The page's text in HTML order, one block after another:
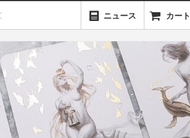
ニュース カート